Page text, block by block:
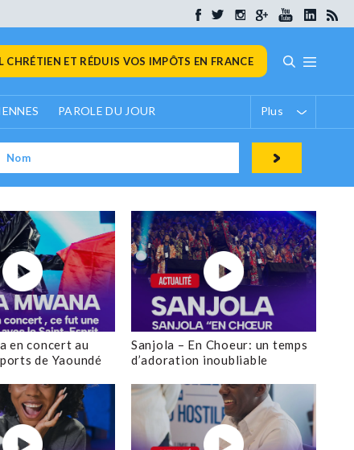
ET RÉDUIS VOS IMPÔTS EN FRANCE
PAROLE DU JOUR Plus
en concert au
de Yaoundé
Sanjola – En Choeur: un temps
d’adoration inoubliable